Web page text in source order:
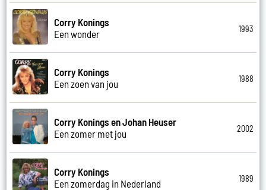
Corry Konings
Een wonder
1993
Corry Konings
Een zoen van jou
1988
Corry Konings en Johan Heuser
Een zomer met jou
2002
Corry Konings
Een zomerdag in Nederland
1989